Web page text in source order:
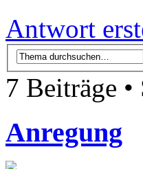
Antwort
7 Beiträge •
Anregung